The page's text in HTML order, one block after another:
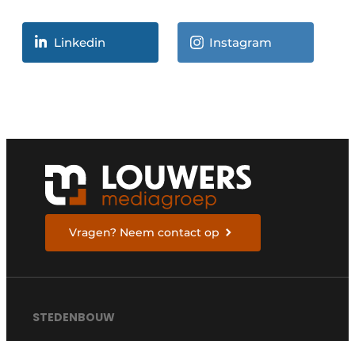
Linkedin Instagram
Vragen? Neem contact op
STEDENBOUW